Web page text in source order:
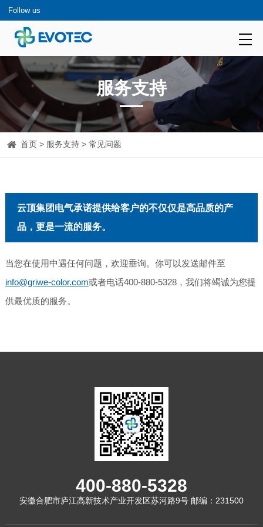
Follow us
服务支持
首页 > 服务支持 > 常见问题
云顶集团电气承诺提供给客户的不仅仅是高品质的产
品，更是一流的服务。
当您在使用中遇任何问题，欢迎垂询。你可以发送邮件至
info@griwe-color.com或者电话400-880-5328，我们将竭诚为您提
供最优质的服务。
400-880-5328
安徽合肥市庐江高新技术产业开发区苏河路9号 邮编：231500